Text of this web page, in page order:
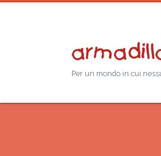
Per un mondo in cui